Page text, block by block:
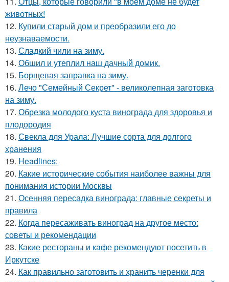
животных!
12. Купили старый дом и преобразили его до
неузнаваемости.
13. Сладкий чили на зиму.
14. Обшил и утеплил наш дачный домик.
15. Борщевая заправка на зиму.
16. Лечо "Семейный Секрет" - великолепная заготовка
на зиму.
17. Обрезка молодого куста винограда для здоровья и
плодородия
18. Свекла для Урала: Лучшие сорта для долгого
хранения
19. Headlines:
20. Какие исторические события наиболее важны для
понимания истории Москвы
21. Осенняя пересадка винограда: главные секреты и
правила
22. Когда пересаживать виноград на другое место:
советы и рекомендации
23. Какие рестораны и кафе рекомендуют посетить в
Иркутске
24. Как правильно заготовить и хранить черенки для